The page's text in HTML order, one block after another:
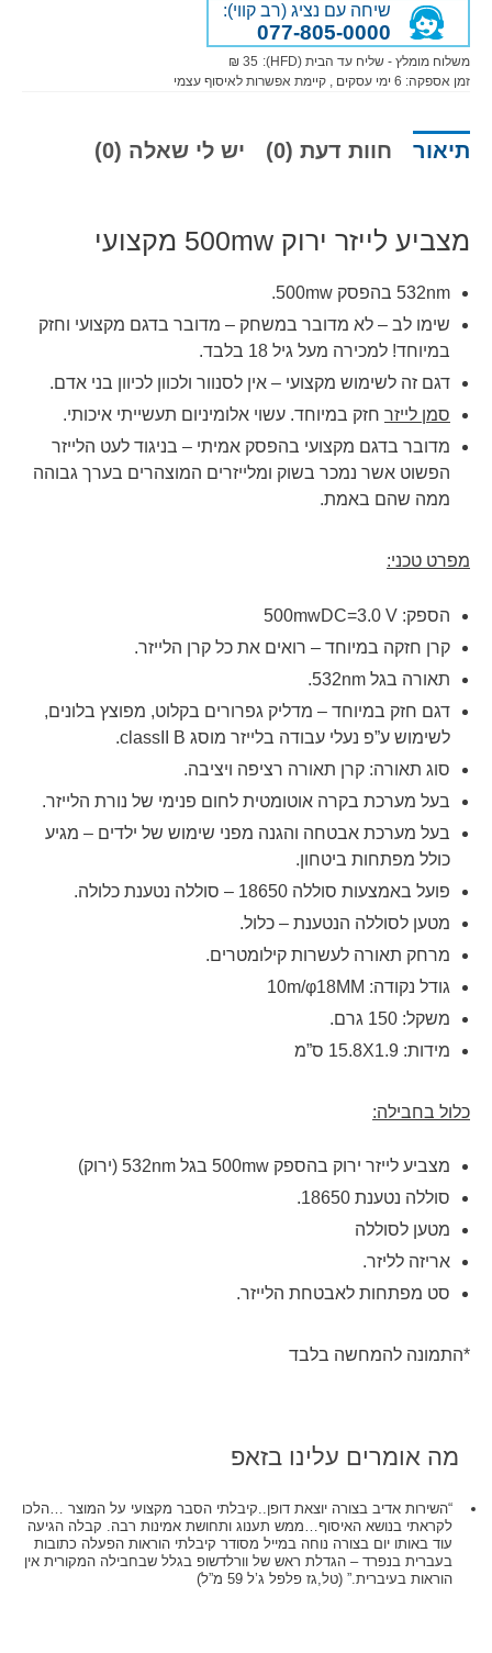
שיחה עם נציג (רב קווי):
077-805-0000
משלוח מומלץ - שליח עד הבית (HFD):
35 ₪
זמן אספקה: 6 ימי עסקים , קיימת אפשרות לאיסוף עצמי
תיאור חוות דעת (0) יש לי שאלה (0)
מצביע לייזר ירוק 500mw מקצועי
532nm בהפסק 500mw.
שימו לב – לא מדובר במשחק – מדובר בדגם מקצועי וחזק
במיוחד! למכירה מעל גיל 18 בלבד.
דגם זה לשימוש מקצועי – אין לסנוור ולכוון לכיוון בני אדם.
סמן לייזר חזק במיוחד. עשוי אלומיניום תעשייתי איכותי.
מדובר בדגם מקצועי בהפסק אמיתי – בניגוד לעט הלייזר
הפשוט אשר נמכר בשוק ומלייזרים המוצהרים בערך גבוהה
ממה שהם באמת.
מפרט טכני:
הספק: 500mwDC=3.0 V
קרן חזקה במיוחד – רואים את כל קרן הלייזר.
תאורה בגל 532nm.
דגם חזק במיוחד – מדליק גפרורים בקלוט, מפוצץ בלונים,
לשימוש ע”פ נעלי עבודה בלייזר מוסג classII B.
סוג תאורה: קרן תאורה רציפה ויציבה.
בעל מערכת בקרה אוטומטית לחום פנימי של נורת הלייזר.
בעל מערכת אבטחה והגנה מפני שימוש של ילדים – מגיע
כולל מפתחות ביטחון.
פועל באמצעות סוללה 18650 – סוללה נטענת כלולה.
מטען לסוללה הנטענת – כלול.
מרחק תאורה לעשרות קילומטרים.
גודל נקודה: 10m/φ18MM
משקל: 150 גרם.
מידות: 15.8X1.9 ס”מ
כלול בחבילה:
מצביע לייזר ירוק בהספק 500mw בגל 532nm (ירוק)
סוללה נטענת 18650.
מטען לסוללה
אריזה לליזר.
סט מפתחות לאבטחת הלייזר.
*התמונה להמחשה בלבד
מה אומרים עלינו בזאפ
“השירות אדיב בצורה יוצאת דופן..קיבלתי הסבר מקצועי על המוצר …הלכו
לקראתי בנושא האיסוף…ממש תענוג ותחושת אמינות רבה. קבלה הגיעה
עוד באותו יום בצורה נוחה במייל מסודר קיבלתי הוראות הפעלה כתובות
בעברית בנפרד – הגדלת ראש של וורלדשופ בגלל שבחבילה המקורית אין
הוראות בעיברית.” (טל,גז פלפל ג’ל 59 מ”ל)